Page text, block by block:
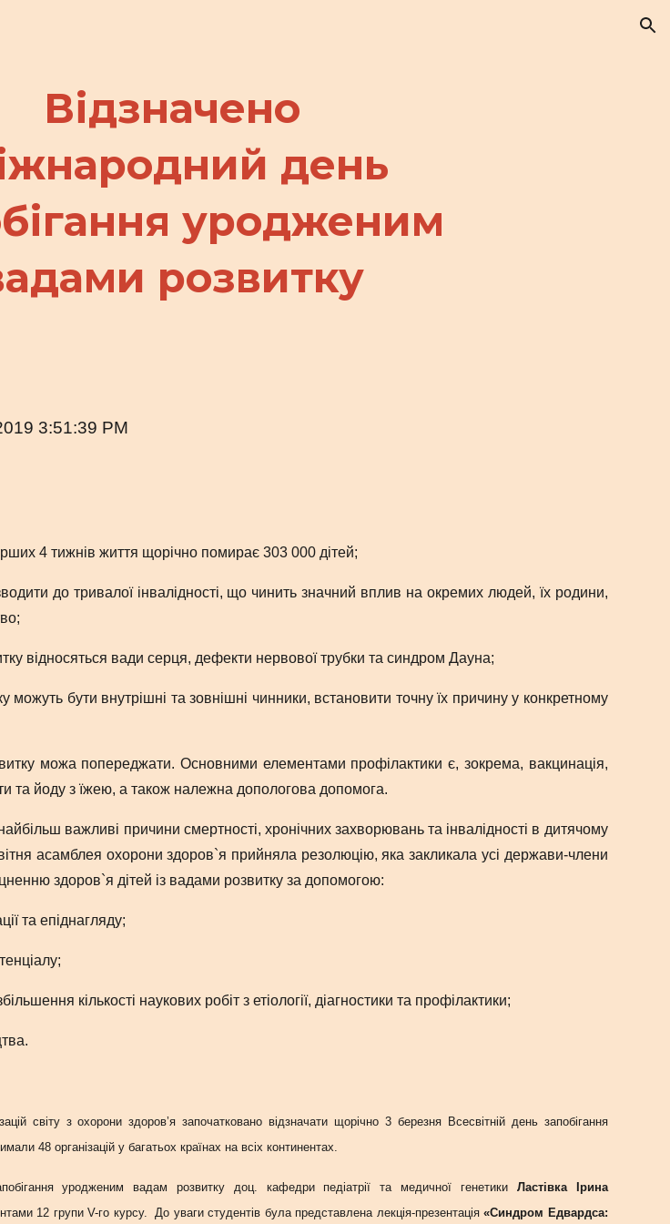
Відзначено
день
уродженим
розвитку
3:51:39 PM
4 тижнів життя щорічно помирає 303 000 дітей;
до тривалої інвалідності, що чинить значний вплив на окремих людей, їх родини,
відносяться вади серця, дефекти нервової трубки та синдром Дауна;
можуть бути внутрішні та зовнішні чинники, встановити точну їх причину у конкретному
можа попереджати. Основними елементами профілактики є, зокрема, вакцинація,
та йоду з їжею, а також належна допологова допомога.
важливі причини смертності, хронічних захворювань та інвалідності в дитячому
асамблея охорони здоров`я прийняла резолюцію, яка закликала усі держави-члени
здоров`я дітей із вадами розвитку за допомогою:
та епіднагляду;
кількості наукових робіт з етіології, діагностики та профілактики;
світу з охорони здоров’я започатковано відзначати щорічно 3 березня Всесвітній день запобігання
48 організацій у багатьох країнах на всіх континентах.
уродженим вадам розвитку доц. кафедри педіатрії та медичної генетики Ластівка Ірина
12 групи V-го курсу. До уваги студентів була представлена лекція-презентація«Синдром Едвардса: